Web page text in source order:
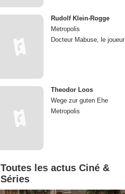
Rudolf Klein-Rogge
Metropolis
Docteur Mabuse, le joueur
Theodor Loos
Wege zur guten Ehe
Metropolis
Toutes les actus Ciné &
Séries